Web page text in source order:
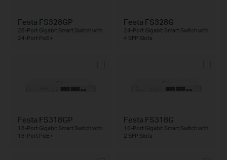
Festa FS328GP
28-Port Gigabit Smart Switch with
24-Port PoE+
Festa FS328G
24-Port Gigabit Smart Switch with
4 SFP Slots
Festa FS318GP
18-Port Gigabit Smart Switch with
16-Port PoE+
Festa FS318G
16-Port Gigabit Smart Switch with
2 SFP Slots